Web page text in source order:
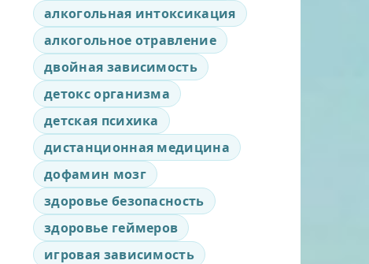
алкогольная интоксикация
алкогольное отравление
двойная зависимость
детокс организма
детская психика
дистанционная медицина
дофамин мозг
здоровье безопасность
здоровье геймеров
игровая зависимость